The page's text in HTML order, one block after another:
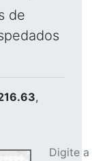
de
,
Digite